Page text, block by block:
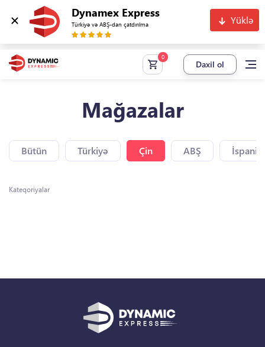
Dynamex Express
Türkiyə və ABŞ-dan çatdırılma Yüklə
Daxil ol
Mağazalar
Bütün Türkiyə Çin ABŞ
Kateqoriyalar